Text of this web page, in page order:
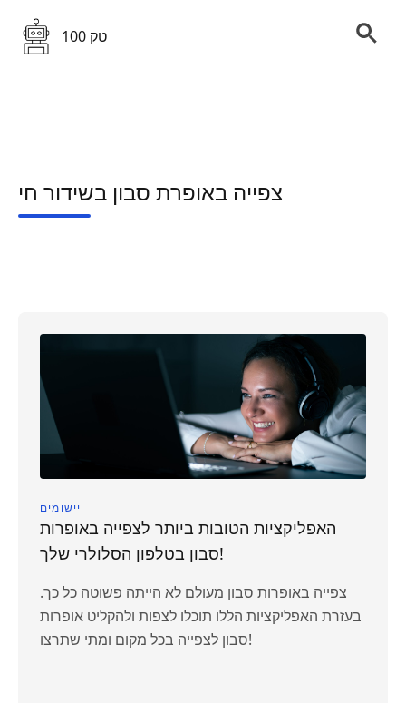
100 טק
צפייה באופרת סבון בשידור חי
יישומים
האפליקציות הטובות ביותר לצפייה באופרות
סבון בטלפון הסלולרי שלך!
צפייה באופרות סבון מעולם לא הייתה פשוטה כל כך.
בעזרת האפליקציות הללו תוכלו לצפות ולהקליט אופרות
סבון לצפייה בכל מקום ומתי שתרצו!